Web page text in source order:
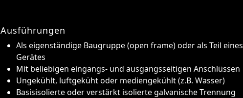
Ausführungen
Als eigenständige Baugruppe (open frame) oder als Teil eines
Gerätes
Mit beliebigen eingangs- und ausgangsseitigen Anschlüssen
Ungekühlt, luftgeküht oder mediengekühlt (z.B. Wasser)
Basisisolierte oder verstärkt isolierte galvanische Trennung